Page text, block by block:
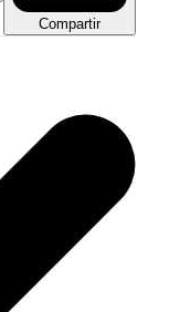
Compartir